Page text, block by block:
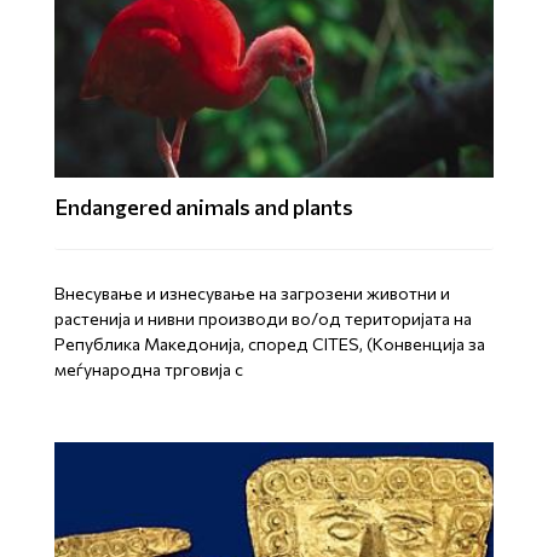
Endangered animals and plants
Внесување и изнесување на загрозени животни и
растенија и нивни производи во/од територијата на
Република Mакедонија, според CITES, (Конвенција за
меѓународна трговија с